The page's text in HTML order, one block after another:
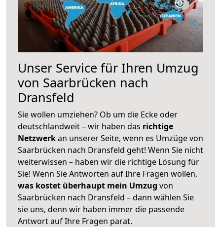
Unser Service für Ihren Umzug
von Saarbrücken nach
Dransfeld
Sie wollen umziehen? Ob um die Ecke oder
deutschlandweit – wir haben das richtige
Netzwerkan unserer Seite, wenn es Umzüge von
Saarbrücken nach Dransfeld geht! Wenn Sie nicht
weiterwissen – haben wir die richtige Lösung für
Sie! Wenn Sie Antworten auf Ihre Fragen wollen,
was kostet überhaupt mein Umzug von
Saarbrücken nach Dransfeld – dann wählen Sie
sie uns, denn wir haben immer die passende
Antwort auf Ihre Fragen parat.